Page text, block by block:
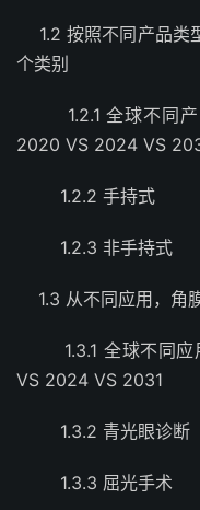
1.2 按照不同产品类
个类别
1.2.1 全球不同产
2020 VS 2024 VS
1.2.2 手持式
1.2.3 非手持式
1.3 从不同应用，角
1.3.1 全球不同应
VS 2024 VS 2031
1.3.2 青光眼诊断
1.3.3 屈光手术